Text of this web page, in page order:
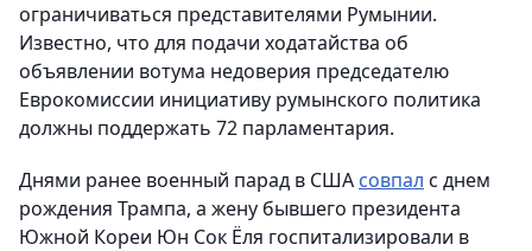
ограничиваться представителями Румынии.
Известно, что для подачи ходатайства об
объявлении вотума недоверия председателю
Еврокомиссии инициативу румынского политика
должны поддержать 72 парламентария.
Днями ранее военный парад в США совпал с днем
рождения Трампа, а жену бывшего президента
Южной Кореи Юн Сок Ёля госпитализировали в